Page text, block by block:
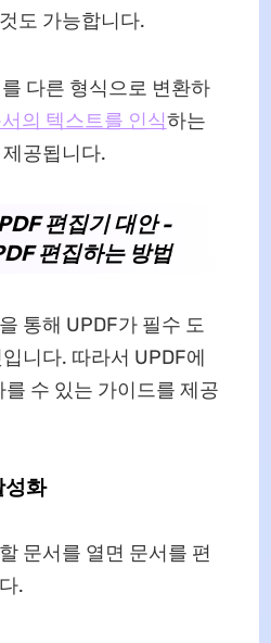
도 가능합니다.
다른 형식으로 변환하
의 텍스트를 인식하는
공됩니다.
편집기 대안 -
편집하는 방법
통해 UPDF가 필수 도
니다. 따라서 UPDF에
를 수 있는 가이드를 제공
성화
문서를 열면 문서를 편
.